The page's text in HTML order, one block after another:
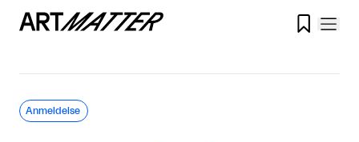

Anmeldelse